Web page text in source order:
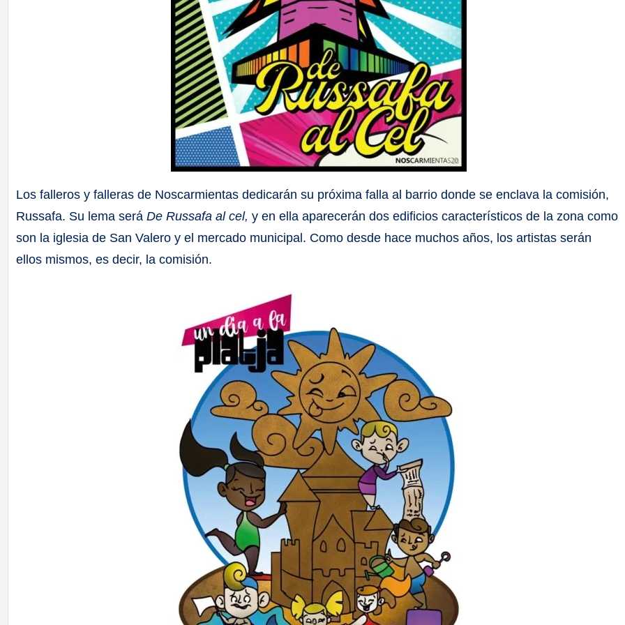
Los falleros y falleras de Noscarmientas dedicarán su próxima falla al barrio donde se enclava la comisión,
Russafa. Su lema seráDe Russafa al cel, y en ella aparecerán dos edificios característicos de la zona como
son la iglesia de San Valero y el mercado municipal. Como desde hace muchos años, los artistas serán
ellos mismos, es decir, la comisión.